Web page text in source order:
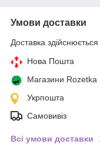
Умови доставки
Доставка
Нова Пошта
Магазини Rozetka
Укрпошта
Самовивіз
Всі умови доставки